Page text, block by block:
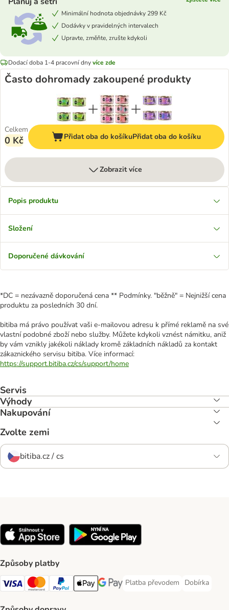
Minimální hodnota objednávky 299 Kč
Dodávky v pravidelných intervalech
Upravte, změňte, zrušte kdykoli
Dodací doba 1-4 pracovní dnyvíce zde
Často dohromady zakoupené produkty
Celkem
0 Kč Přidat oba do košíkuPřidat oba do košíku
Zobrazit více
Popis produktu
Složení
Doporučené dávkování
*DC = nezávazně doporučená cena ** Podmínky. "běžně" = Nejnižší cena
produktu za posledních 30 dní.
bitiba má právo používat vaši e-mailovou adresu k přímé reklamě na své
vlastní podobné zboží nebo služby. Můžete kdykoli vznést námitku, aniž
by vám vznikly jakékoli náklady kromě základních nákladů za kontakt
zákaznického servisu bitiba. Více informací:
https://support.bitiba.cz/cs/support/home
Servis
Výhody
Nakupování
Zvolte zemi
bitiba.cz / cs
Způsoby platby
Visa Payment Method
mastercard Payment Method
PayPal Payment Method
Apple pay Payment Method
Google Pay Payment Method
Platba převodem
Platba převodem Payment
Dobírka
Dobírka